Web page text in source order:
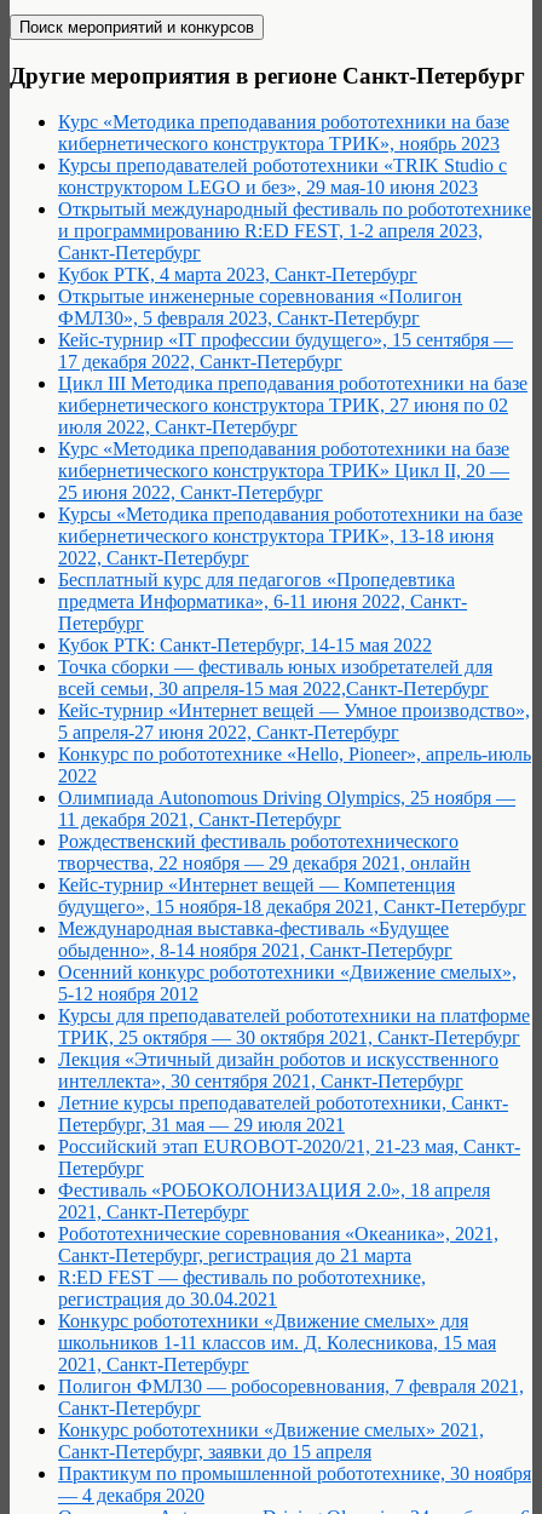
Другие мероприятия в регионе Санкт-Петербург
Курс «Методика преподавания робототехники на базе
кибернетического конструктора ТРИК», ноябрь 2023
Курсы преподавателей робототехники «TRIK Studio с
конструктором LEGO и без», 29 мая-10 июня 2023
Открытый международный фестиваль по робототехнике
и программированию R:ED FEST, 1-2 апреля 2023,
Санкт-Петербург
Кубок РТК, 4 марта 2023, Санкт-Петербург
Открытые инженерные соревнования «Полигон
ФМЛ30», 5 февраля 2023, Санкт-Петербург
Кейс-турнир «IT профессии будущего», 15 сентября —
17 декабря 2022, Санкт-Петербург
Цикл III Методика преподавания робототехники на базе
кибернетического конструктора ТРИК, 27 июня по 02
июля 2022, Санкт-Петербург
Курс «Методика преподавания робототехники на базе
кибернетического конструктора ТРИК» Цикл II, 20 —
25 июня 2022, Санкт-Петербург
Курсы «Методика преподавания робототехники на базе
кибернетического конструктора ТРИК», 13-18 июня
2022, Санкт-Петербург
Бесплатный курс для педагогов «Пропедевтика
предмета Информатика», 6-11 июня 2022, Санкт-
Петербург
Кубок РТК: Санкт-Петербург, 14-15 мая 2022
Точка сборки — фестиваль юных изобретателей для
всей семьи, 30 апреля-15 мая 2022,Санкт-Петербург
Кейс-турнир «Интернет вещей — Умное производство»,
5 апреля-27 июня 2022, Санкт-Петербург
Конкурс по робототехнике «Hello, Pioneer», апрель-июль
2022
Олимпиада Autonomous Driving Olympics, 25 ноября —
11 декабря 2021, Санкт-Петербург
Рождественский фестиваль робототехнического
творчества, 22 ноября — 29 декабря 2021, онлайн
Кейс-турнир «Интернет вещей — Компетенция
будущего», 15 ноября-18 декабря 2021, Санкт-Петербург
Международная выставка-фестиваль «Будущее
обыденно», 8-14 ноября 2021, Санкт-Петербург
Осенний конкурс робототехники «Движение смелых»,
5-12 ноября 2012
Курсы для преподавателей робототехники на платформе
ТРИК, 25 октября — 30 октября 2021, Санкт-Петербург
Лекция «Этичный дизайн роботов и искусственного
интеллекта», 30 сентября 2021, Санкт-Петербург
Летние курсы преподавателей робототехники, Санкт-
Петербург, 31 мая — 29 июля 2021
Российский этап EUROBOT-2020/21, 21-23 мая, Санкт-
Петербург
Фестиваль «РОБОКОЛОНИЗАЦИЯ 2.0», 18 апреля
2021, Санкт-Петербург
Робототехнические соревнования «Океаника», 2021,
Санкт-Петербург, регистрация до 21 марта
R:ED FEST — фестиваль по робототехнике,
регистрация до 30.04.2021
Конкурс робототехники «Движение смелых» для
школьников 1-11 классов им. Д. Колесникова, 15 мая
2021, Санкт-Петербург
Полигон ФМЛ30 — робосоревнования, 7 февраля 2021,
Санкт-Петербург
Конкурс робототехники «Движение смелых» 2021,
Санкт-Петербург, заявки до 15 апреля
Практикум по промышленной робототехнике, 30 ноября
— 4 декабря 2020